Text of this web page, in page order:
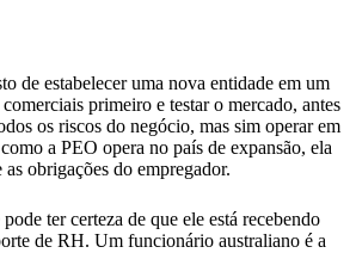
de estabelecer uma nova entidade em um
primeiro e testar o mercado, antes
os riscos do negócio, mas sim operar em
a PEO opera no país de expansão, ela
obrigações do empregador.
ter certeza de que ele está recebendo
de RH. Um funcionário australiano é a